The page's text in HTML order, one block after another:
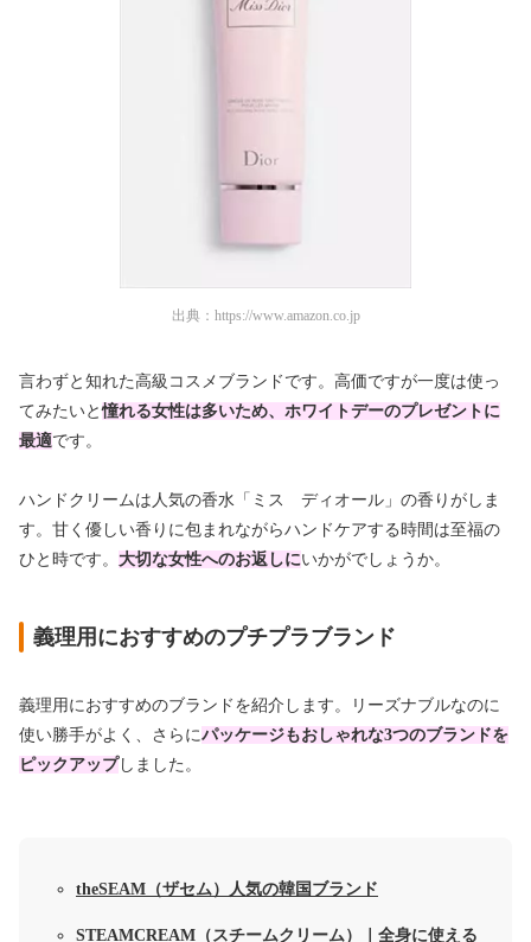
出典： https://www.amazon.co.jp
言わずと知れた高級コスメブランドです。高価ですが一度は使っ
てみたいと憧れる女性は多いため、ホワイトデーのプレゼントに
最適です。
ハンドクリームは人気の香水「ミス ディオール」の香りがしま
す。甘く優しい香りに包まれながらハンドケアする時間は至福の
ひと時です。 大切な女性へのお返しにいかがでしょうか。
義理用におすすめのプチプラブランド
義理用におすすめのブランドを紹介します。リーズナブルなのに
使い勝手がよく、さらにパッケージもおしゃれな3つのブランドを
ピックアップしました。
theSEAM（ザセム）人気の韓国ブランド
STEAMCREAM（スチームクリーム）｜全身に使える